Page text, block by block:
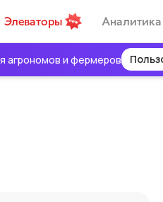
агрономов и фермеров
Элеваторы Аналитика